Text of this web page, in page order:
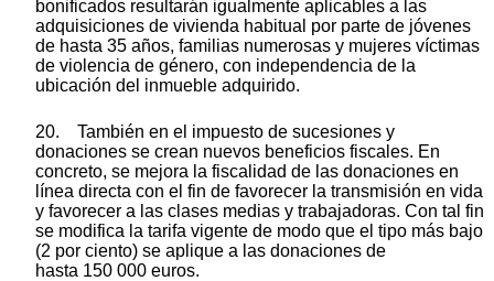
bonificados resultarán igualmente aplicables a las
adquisiciones de vivienda habitual por parte de jóvenes
de hasta 35 años, familias numerosas y mujeres víctimas
de violencia de género, con independencia de la
ubicación del inmueble adquirido.
20. También en el impuesto de sucesiones y
donaciones se crean nuevos beneficios fiscales. En
concreto, se mejora la fiscalidad de las donaciones en
línea directa con el fin de favorecer la transmisión en vida
y favorecer a las clases medias y trabajadoras. Con tal fin
se modifica la tarifa vigente de modo que el tipo más bajo
(2 por ciento) se aplique a las donaciones de
hasta 150 000 euros.